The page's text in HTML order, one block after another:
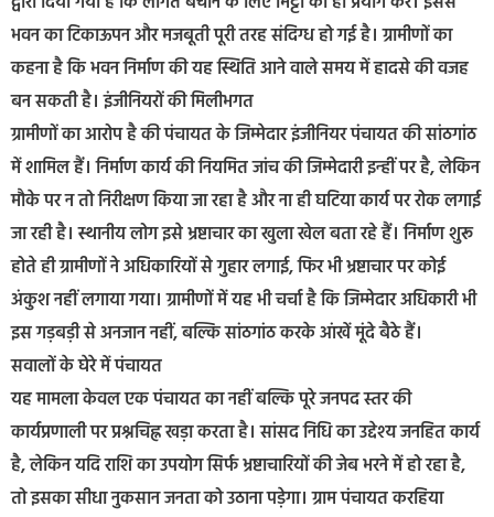
भवन का टिकाऊपन और मजबूती पूरी तरह संदिग्ध हो गई है। ग्रामीणों का
कहना है कि भवन निर्माण की यह स्थिति आने वाले समय में हादसे की वजह
बन सकती है। इंजीनियरों की मिलीभगत
ग्रामीणों का आरोप है की पंचायत के जिम्मेदार इंजीनियर पंचायत की सांठगांठ
में शामिल हैं। निर्माण कार्य की नियमित जांच की जिम्मेदारी इन्हीं पर है, लेकिन
मौके पर न तो निरीक्षण किया जा रहा है और ना ही घटिया कार्य पर रोक लगाई
जा रही है। स्थानीय लोग इसे भ्रष्टाचार का खुला खेल बता रहे हैं। निर्माण शुरू
होते ही ग्रामीणों ने अधिकारियों से गुहार लगाई, फिर भी भ्रष्टाचार पर कोई
अंकुश नहीं लगाया गया। ग्रामीणों में यह भी चर्चा है कि जिम्मेदार अधिकारी भी
इस गड़बड़ी से अनजान नहीं, बल्कि सांठगांठ करके आंखें मूंदे बैठे हैं।
सवालों के घेरे में पंचायत
यह मामला केवल एक पंचायत का नहीं बल्कि पूरे जनपद स्तर की
कार्यप्रणाली पर प्रश्नचिह्न खड़ा करता है। सांसद निधि का उद्देश्य जनहित कार्य
है, लेकिन यदि राशि का उपयोग सिर्फ भ्रष्टाचारियों की जेब भरने में हो रहा है,
तो इसका सीधा नुकसान जनता को उठाना पड़ेगा। ग्राम पंचायत करहिया